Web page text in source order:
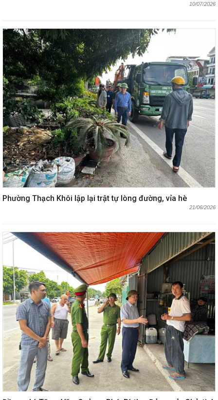
10/07/2026
Phường Thạch Khôi lập lại trật tự lòng đường, vỉa hè
21/06/2026